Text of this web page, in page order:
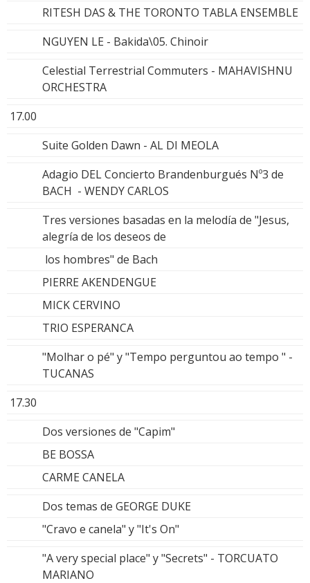
RITESH DAS & THE TORONTO TABLA ENSEMBLE
NGUYEN LE - Bakida\05. Chinoir
Celestial Terrestrial Commuters - MAHAVISHNU
ORCHESTRA
17.00
Suite Golden Dawn - AL DI MEOLA
Adagio DEL Concierto Brandenburgués Nº3 de
BACH - WENDY CARLOS
Tres versiones basadas en la melodía de "Jesus,
alegría de los deseos de
los hombres" de Bach
PIERRE AKENDENGUE
MICK CERVINO
TRIO ESPERANCA
"Molhar o pé" y "Tempo perguntou ao tempo " -
TUCANAS
17.30
Dos versiones de "Capim"
BE BOSSA
CARME CANELA
Dos temas de GEORGE DUKE
"Cravo e canela" y "It's On"
"A very special place" y "Secrets" - TORCUATO
MARIANO